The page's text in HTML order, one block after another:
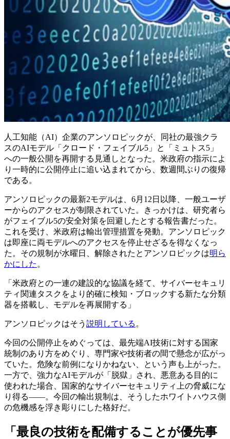
人工知能（AI）企業のアンソロピックが、同社の最強クラ
スのAIモデル「クロード・フェイブル5」と「ミュトス5」
への一般公開を再開する見通しとなった。米政府の指示によ
り一時的に公開停止に追い込まれてから、数週間ぶりの復帰
である。
アンソロピックの最新2モデルは、6月12日以降、一般ユーザ
ーからのアクセスが制限されていた。きっかけは、研究者ら
がフェイブル5の安全対策を回避したとする報告書だった。
これを受け、米政府は輸出管理措置を発動。アンソロピック
は即座に両モデルへのアクセスを停止せざるを得なくなっ
た。その規制が水曜日、解除されたとアンソロピックは明ら
かにした 。
「米政府との一連の建設的な協議を経て、サイバーセキュリ
ティ関連タスクをより的確に検知・ブロックする新たな分類
器を搭載し、モデルを再展開する」
アンソロピックはそう 説明している 。
今回の公開停止をめぐっては、最先端AI技術に対する国家
統制のあり方をめぐり、専門家や技術者の間で懸念が広がっ
ていた。危険な前例になりかねない、という声も上がった。
一方で、強力なAIモデルが「脱獄」され、悪意ある目的に
使われた場合、国家的なサイバーセキュリティ上の脅威にな
り得る――。今回の輸出規制は、そうしたホワイトハウス側
の危機感を浮き彫りにした格好だ。
「最良の技術を配備することが優先事